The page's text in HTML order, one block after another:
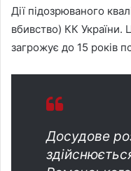
Дії підозрюваного
вбивство) КК України.
загрожує до 15 років
Досудове